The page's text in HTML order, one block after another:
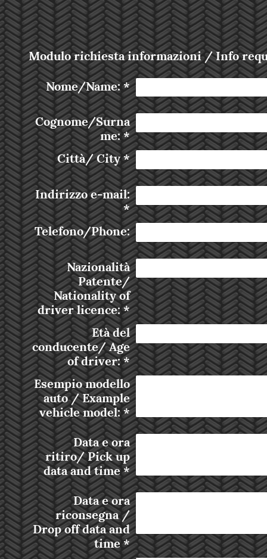
Modulo richiesta informazioni / Info
Nome/Name:*
Cognome/Surna
me:*
Città/ City*
Indirizzo e-mail:
*
Telefono/Phone:
Nazionalità
Patente/
Nationality of
driver licence:*
Età del
conducente/ Age
of driver:*
Esempio modello
auto / Example
vehicle model:*
Data e ora
ritiro/ Pick up
data and time*
Data e ora
riconsegna /
Drop off data and
time*